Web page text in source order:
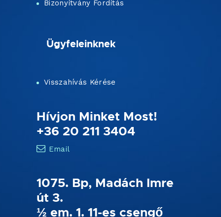
Bizonyítvány Fordítás
Ügyfeleinknek
Visszahívás Kérése
Hívjon Minket Most!
+36 20 211 3404
Email
1075. Bp, Madách Imre
út 3.
½ em. 1. 11-es csengő